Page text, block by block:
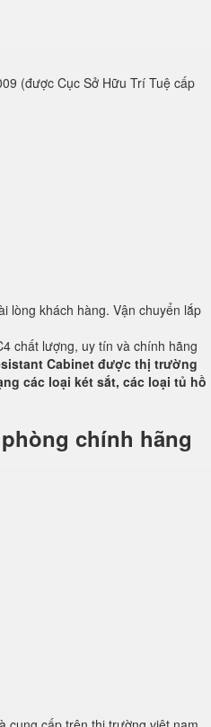
(được Cục Sở Hữu Trí Tuệ cấp
lòng khách hàng. Vận chuyển lắp
chất lượng, uy tín và chính hãng
Cabinet được thị trường
các loại két sắt, các loại tủ hồ
chính hãng